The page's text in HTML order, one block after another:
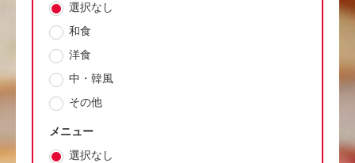
選択なし
和食
洋食
中・韓風
その他
メニュー
選択なし